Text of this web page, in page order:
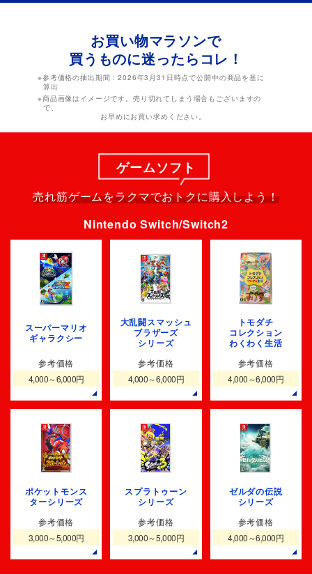
お買い物マラソンで
買うものに迷ったらコレ！
※参考価格の抽出期間：2026年3月31日時点で公開中の商品を基に
算出
※商品画像はイメージです。売り切れてしまう場合もございますの
で、
お早めにお買い求めください。
ゲームソフト
売れ筋ゲームをラクマでおトクに購入しよう！
Nintendo Switch/Switch2
スーパーマリオ
ギャラクシー
参考価格
4,000～6,000円
大乱闘スマッシュ
ブラザーズ
シリーズ
参考価格
4,000～6,000円
トモダチ
コレクション
わくわく生活
参考価格
4,000～6,000円
ポケットモンス
ターシリーズ
参考価格
3,000～5,000円
スプラトゥーン
シリーズ
参考価格
3,000～5,000円
ゼルダの伝説
シリーズ
参考価格
4,000～6,000円